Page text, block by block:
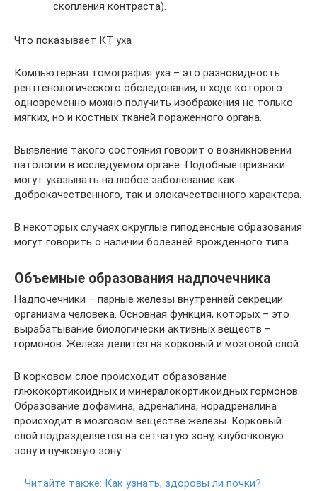
скопления контраста).
Что показывает КТ уха
Компьютерная томография уха – это разновидность
рентгенологического обследования, в ходе которого
одновременно можно получить изображения не только
мягких, но и костных тканей пораженного органа.
Выявление такого состояния говорит о возникновении
патологии в исследуемом органе. Подобные признаки
могут указывать на любое заболевание как
доброкачественного, так и злокачественного характера.
В некоторых случаях округлые гиподенсные образования
могут говорить о наличии болезней врожденного типа.
Объемные образования надпочечника
Надпочечники – парные железы внутренней секреции
организма человека. Основная функция, которых – это
вырабатывание биологически активных веществ –
гормонов. Железа делится на корковый и мозговой слой.
В корковом слое происходит образование
глюкокортикоидных и минералокортикоидных гормонов.
Образование дофамина, адреналина, норадреналина
происходит в мозговом веществе железы. Корковый
слой подразделяется на сетчатую зону, клубочковую
зону и пучковую зону.
Читайте также: Как узнать, здоровы ли почки?